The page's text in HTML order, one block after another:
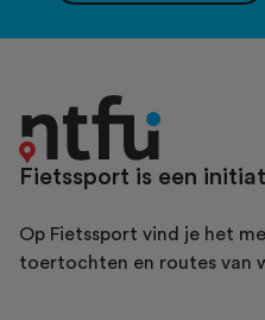
Fietssport is een
Op Fietssport vind je het
toertochten en routes van